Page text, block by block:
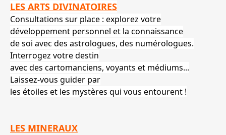
LES ARTS DIVINATOIRES
Consultations sur place : explorez votre
développement personnel et la connaissance
de soi avec des astrologues, des numérologues.
Interrogez votre destin
avec des cartomanciens, voyants et médiums...
Laissez-vous guider par
les étoiles et les mystères qui vous entourent !
LES MINERAUX